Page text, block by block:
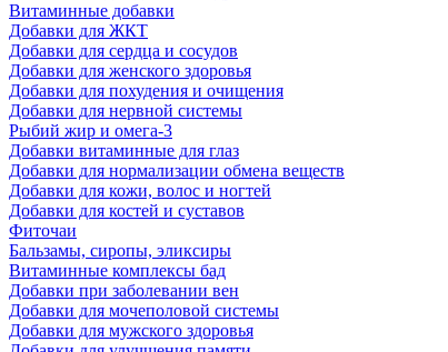
Витаминные добавки
Добавки для ЖКТ
Добавки для сердца и сосудов
Добавки для женского здоровья
Добавки для похудения и очищения
Добавки для нервной системы
Рыбий жир и омега-3
Добавки витаминные для глаз
Добавки для нормализации обмена веществ
Добавки для кожи, волос и ногтей
Добавки для костей и суставов
Фиточаи
Бальзамы, сиропы, эликсиры
Витаминные комплексы бад
Добавки при заболевании вен
Добавки для мочеполовой системы
Добавки для мужского здоровья